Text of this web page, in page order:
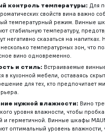
контроль температуры: Для
свойств вина важно
температурный режим. Винные
стабильную температуру,
негативно сказаться на
температурных зон, что
вино одновременно.
и стиль: Встраиваемые
в кухонной мебели, оставаясь
для тех, кто предпочитает
нужной влажности: Вино
уровня влажности, чтобы пробка
и герметичной. Винные шкафы
оптимальный уровень влажности,